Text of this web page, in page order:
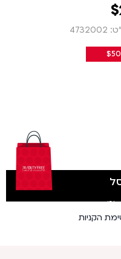
‏
$
3)
הקניות